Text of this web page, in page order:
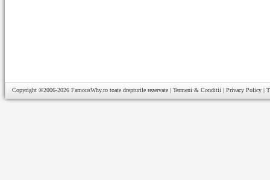
Copyright ©2006-2026 FamousWhy.ro toate drepturile rezervate | Termeni & Conditii | Privacy Policy |